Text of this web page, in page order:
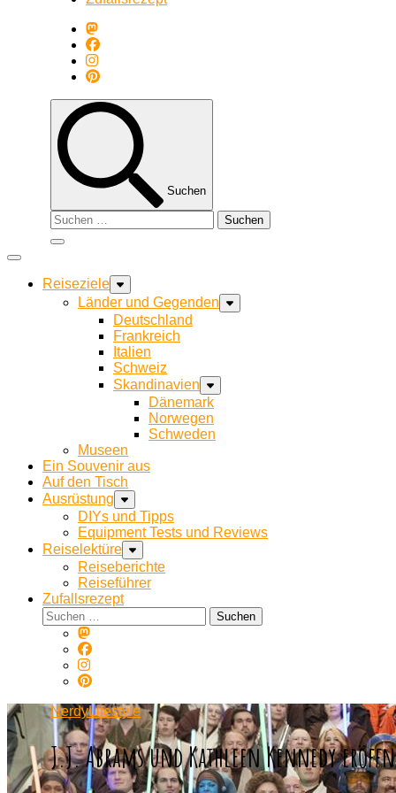
Suchen
Suchen
nach:
Reiseziele
Länder und Gegenden
Deutschland
Frankreich
Italien
Schweiz
Skandinavien
Dänemark
Norwegen
Schweden
Museen
Ein Souvenir aus
Auf den Tisch
Ausrüstung
DIYs und Tipps
Equipment Tests und Reviews
Reiselektüre
Reiseberichte
Reiseführer
Zufallsrezept
Suchen
nach:
NerdyLifestyle
J.J. Abrams und Kathleen Kennedy